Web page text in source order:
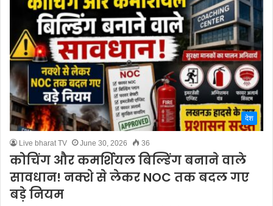
देश
Live bharat TV June 30, 2026 36
कोचिंग और कमर्शियल बिल्डिंग बनाने वाले
सावधान! नक्शे से लेकर NOC तक बदल गए
बड़े नियम